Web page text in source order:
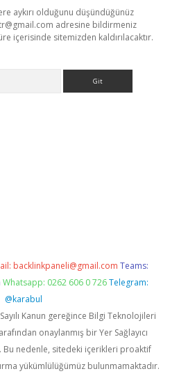
aykırı olduğunu düşündüğünüz
adresine bildirmeniz
içerisinde sitemizden kaldırılacaktır.
backlinkpaneli@gmail.com Teams:
Whatsapp: 0262 606 0 726 Telegram:
@karabul
Kanun gereğince Bilgi Teknolojileri
onaylanmış bir Yer Sağlayıcı
nedenle, sitedeki içerikleri proaktif
yükümlülüğümüz bulunmamaktadır.